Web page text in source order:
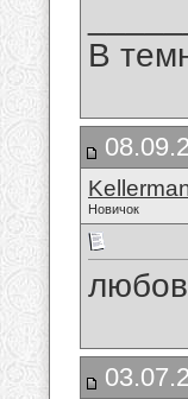
В
Новичок